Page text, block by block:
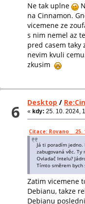
Ne tak uplne
na Cinnamon.
vicemene ze
s nim nemel az
pred casem taky
nevim kvuli
zkusim
6 Desktop /
«kdy: 25. 10. 2024,
Citace: Rovano _ 25.
Já ti poradím
zabugovaná věc.
Ovladač Intelu?
Tímto směrem bych
Zatim vicemene
Debianu, takze
Debianu